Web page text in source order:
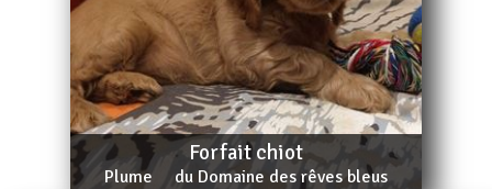
Forfait chiot
Plume     du Domaine des rêves bleus